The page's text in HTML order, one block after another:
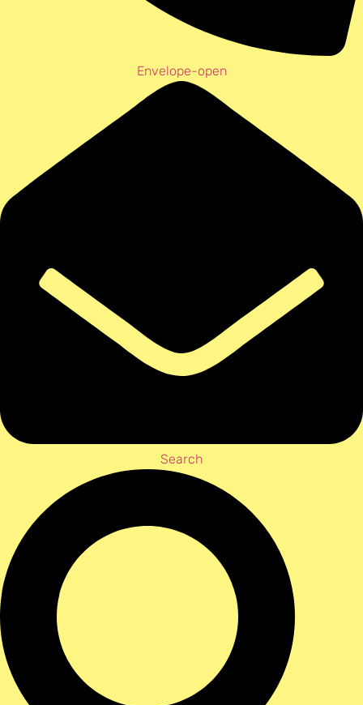
Envelope-open
Search